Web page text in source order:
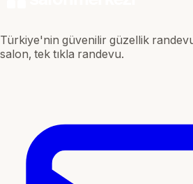
Türkiye'nin güvenilir güzellik
salon, tek tıkla randevu.